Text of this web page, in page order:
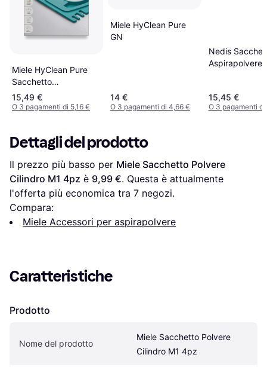
Miele HyClean Pure
Sacchetto
Aspirapolvere 4Pz
15,49 €
O 3 pagamenti di 5,16 €
Miele HyClean Pure
GN
14 €
O 3 pagamenti di 4,66 €
Nedis
Aspirapolvere
15,45 €
O 3 pagamenti di
Dettagli del prodotto
Il prezzo più basso per Miele Sacchetto Polvere
Cilindro M1 4pz è 9,99 €. Questa è attualmente
l'offerta più economica tra 7 negozi.
Compara:
Miele Accessori per aspirapolvere
Caratteristiche
Prodotto
Nome del prodotto
Miele Sacchetto Polvere
Cilindro M1 4pz